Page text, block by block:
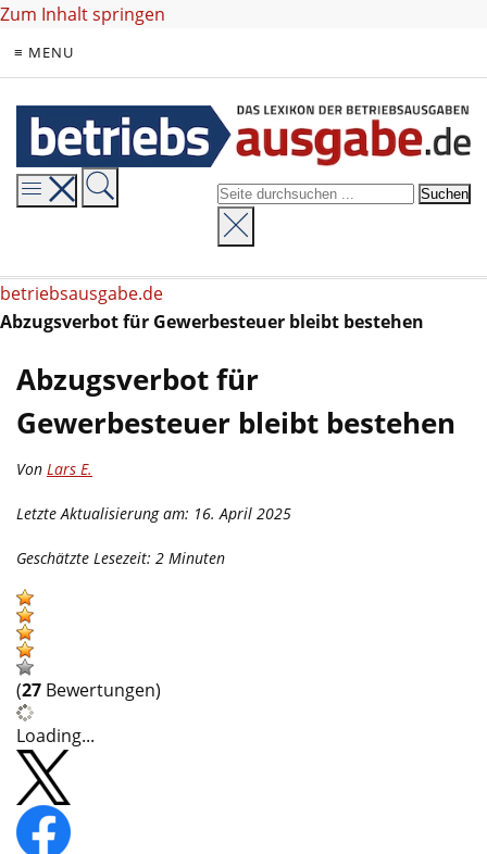
Zum Inhalt springen
≡ MENU
betriebsausgabe.de
Abzugsverbot für Gewerbesteuer bleibt bestehen
Abzugsverbot für
Gewerbesteuer bleibt bestehen
Von Lars E.
Letzte Aktualisierung am: 16. April 2025
Geschätzte Lesezeit: 2 Minuten
(27 Bewertungen)
Loading...